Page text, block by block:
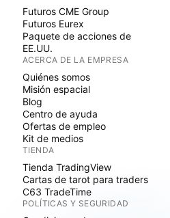
Futuros CME Group
Futuros Eurex
Paquete de acciones de
EE.UU.
ACERCA DE LA EMPRESA
Quiénes somos
Misión espacial
Blog
Centro de ayuda
Ofertas de empleo
Kit de medios
TIENDA
Tienda TradingView
Cartas de tarot para traders
C63 TradeTime
POLÍTICAS Y SEGURIDAD